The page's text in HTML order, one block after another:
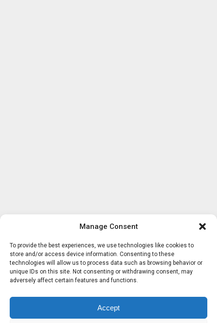
Manage Consent
To provide the best experiences, we use technologies like cookies to
store and/or access device information. Consenting to these
technologies will allow us to process data such as browsing behavior or
unique IDs on this site. Not consenting or withdrawing consent, may
adversely affect certain features and functions.
Accept